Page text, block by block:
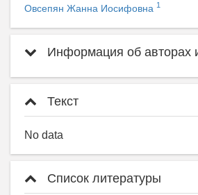
Овсепян Жанна Иосифовна 1
Информация об авторах
Текст
No data
Список литературы